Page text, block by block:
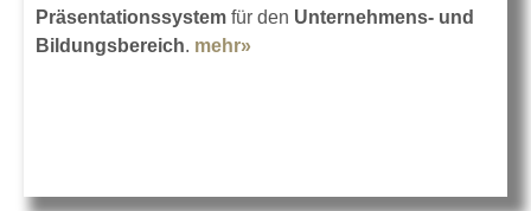
Präsentationssystem für den Unternehmens- und
Bildungsbereich. mehr»